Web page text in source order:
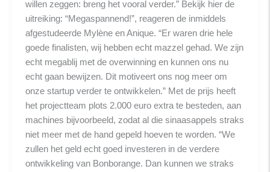
willen zeggen: breng het vooral verder.” Bekijk hier de
uitreiking: “Megaspannend!”, reageren de inmiddels
afgestudeerde Mylène en Anique. “Er waren drie hele
goede finalisten, wij hebben echt mazzel gehad. We zijn
echt megablij met de overwinning en kunnen ons nu
echt gaan bewijzen. Dit motiveert ons nog meer om
onze startup verder te ontwikkelen.” Met de prijs heeft
het projectteam plots 2.000 euro extra te besteden, aan
machines bijvoorbeeld, zodat al die sinaasappels straks
niet meer met de hand gepeld hoeven te worden. “We
zullen het geld echt goed investeren in de verdere
ontwikkeling van Bonborange. Dan kunnen we straks